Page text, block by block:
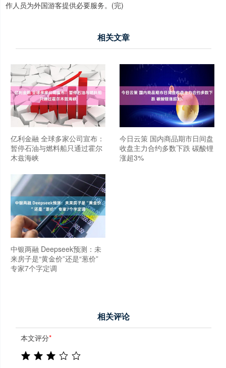
作人员为外国游客提供必要服务。(完)
相关文章
亿利金融 全球多家公司宣布：
暂停石油与燃料船只通过霍尔
木兹海峡
今日云策 国内商品期市日间盘
收盘主力合约多数下跌 碳酸锂
涨超3%
中银两融 Deepseek预测：未
来房子是“黄金价”还是“葱价”
专家7个字定调
相关评论
本文评分*